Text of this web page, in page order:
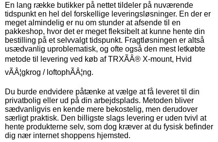
En lang række butikker på nettet tildeler på nuværende
tidspunkt en hel del forskellige leveringsløsninger. En der er
meget almindelig er nu om stunder at afsende til en
pakkeshop, hvor det er meget fleksibelt at kunne hente din
bestilling på et selvvalgt tidspunkt. Fragtløsningen er altså
usædvanlig uproblematisk, og ofte også den mest letkøbte
metode til levering ved køb af TRXÃÂ® X-mount, Hvid
vÃÂ¦gkrog / loftophÃÂ¦ng.
Du burde endvidere påtænke at vælge at få leveret til din
privatbolig eller ud på din arbejdsplads. Metoden bliver
sædvanligvis en kende mere bekostelig, men derudover
særligt praktisk. Den billigste slags levering er uden tvivl at
hente produkterne selv, som dog kræver at du fysisk befinder
dig nær internet shoppens hjemsted.